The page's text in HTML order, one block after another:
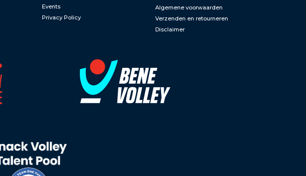
Events
Privacy Policy
Algemene voorwaarden
Verzenden en retourneren
Disclaimer